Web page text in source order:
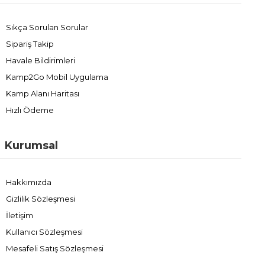
Sıkça Sorulan Sorular
Sipariş Takip
Havale Bildirimleri
Kamp2Go Mobil Uygulama
Kamp Alanı Haritası
Hızlı Ödeme
Kurumsal
Hakkımızda
Gizlilik Sözleşmesi
İletişim
Kullanıcı Sözleşmesi
Mesafeli Satış Sözleşmesi